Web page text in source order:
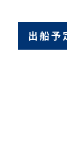
出船予